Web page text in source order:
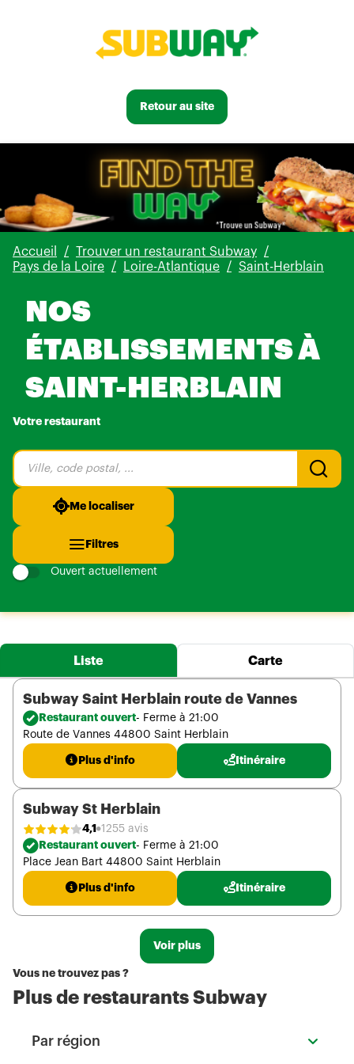
Retour au site
Accueil
Trouver un restaurant Subway
Pays de la Loire
Loire-Atlantique Saint-Herblain
NOS
ÉTABLISSEMENTS À
SAINT-HERBLAIN
Votre restaurant
Veuillez
renseigner
une
adresse
Me localiser
Filtres
Ouvert actuellement
Liste Carte
Subway Saint Herblain route de Vannes
Restaurant ouvert- Ferme à 21:00
Route de Vannes 44800 Saint Herblain
Plus d'info Itinéraire
Subway St Herblain
4,1
1255 avis
Restaurant ouvert- Ferme à 21:00
Place Jean Bart 44800 Saint Herblain
Plus d'info Itinéraire
Voir plus
Vous ne trouvez pas ?
Plus de restaurants Subway
Par région